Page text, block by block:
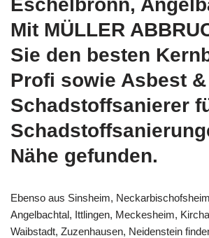
Mit MÜLLER
Sie den besten
Profi sowie Asbest &
Schadstoffsanierer
Nähe gefunden.
Ebenso aus Sinsheim,
Angelbachtal, Ittlingen, Meckesheim,
Waibstadt, Zuzenhausen, Neidenstein